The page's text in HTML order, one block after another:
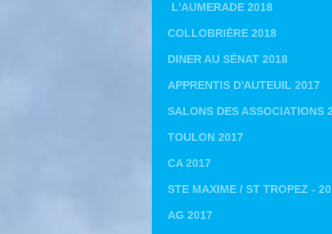
L'AUMERADE 2018
COLLOBRIÈRE 2018
DINER AU SÉNAT 2018
APPRENTIS D'AUTEUIL 2017
SALONS DES ASSOCIATIONS
TOULON 2017
CA 2017
STE MAXIME / ST TROPEZ -
AG 2017